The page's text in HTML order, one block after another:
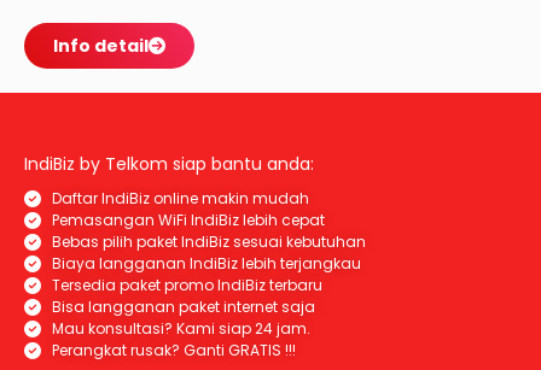
Info detail
IndiBiz by Telkom siap bantu anda:
Daftar IndiBiz online makin mudah
Pemasangan WiFi IndiBiz lebih cepat
Bebas pilih paket IndiBiz sesuai kebutuhan
Biaya langganan IndiBiz lebih terjangkau
Tersedia paket promo IndiBiz terbaru
Bisa langganan paket internet saja
Mau konsultasi? Kami siap 24 jam.
Perangkat rusak? Ganti GRATIS !!!